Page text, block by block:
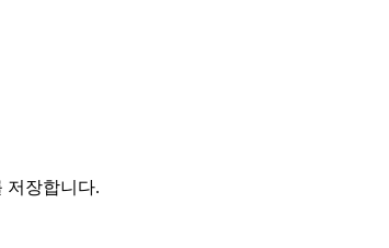
저장합니다.